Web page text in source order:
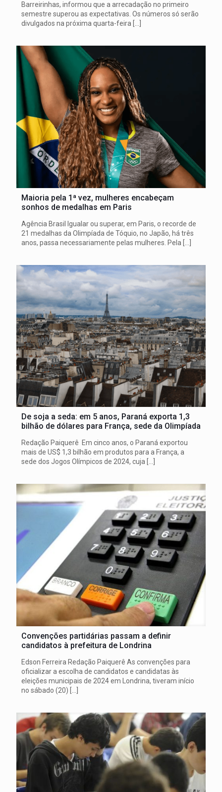
Barreirinhas, informou que a arrecadação no primeiro
semestre superou as expectativas. Os números só serão
divulgados na próxima quarta-feira
Maioria pela 1ª vez, mulheres encabeçam
sonhos de medalhas em Paris
Agência Brasil Igualar ou superar, em Paris, o recorde de
21 medalhas da Olimpíada de Tóquio, no Japão, há três
anos, passa necessariamente pelas mulheres. Pela […]
De soja a seda: em 5 anos, Paraná exporta 1,3
bilhão de dólares para França, sede da Olimpíada
Redação Paiquerê Em cinco anos, o Paraná exportou
mais de US$ 1,3 bilhão em produtos para a França, a
sede dos Jogos Olímpicos de 2024, cuja
Convenções partidárias passam a definir
candidatos à prefeitura de Londrina
Edson Ferreira Redação Paiquerê As convenções para
oficializar a escolha de candidatos e candidatas às
eleições municipais de 2024 em Londrina, tiveram início
no sábado (20) […]